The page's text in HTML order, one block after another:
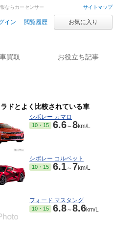
サイトマップ
イン 閲覧履歴 お気に入り
車買取 お役立ち記事
ならカーセンサー
ドとよく比較されている車
シボレー カマロ
10・15 6.6～8km/L
シボレー コルベット
10・15 6.1～7km/L
フォード マスタング
10・15 6.8～8.6km/L